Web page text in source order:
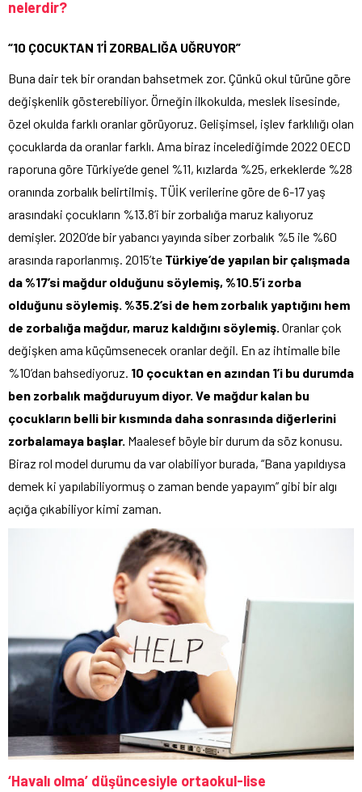
nelerdir?
“10 ÇOCUKTAN 1’İ ZORBALIĞA UĞRUYOR”
Buna dair tek bir orandan bahsetmek zor. Çünkü okul türüne göre
değişkenlik gösterebiliyor. Örneğin ilkokulda, meslek lisesinde,
özel okulda farklı oranlar görüyoruz. Gelişimsel, işlev farklılığı olan
çocuklarda da oranlar farklı. Ama biraz incelediğimde 2022 OECD
raporuna göre Türkiye’de genel %11, kızlarda %25, erkeklerde %28
oranında zorbalık belirtilmiş. TÜİK verilerine göre de 6-17 yaş
arasındaki çocukların %13.8’i bir zorbalığa maruz kalıyoruz
demişler. 2020’de bir yabancı yayında siber zorbalık %5 ile %60
arasında raporlanmış. 2015’te Türkiye’de yapılan bir çalışmada
da %17’si mağdur olduğunu söylemiş, %10.5’i zorba
olduğunu söylemiş. %35.2’si de hem zorbalık yaptığını hem
de zorbalığa mağdur, maruz kaldığını söylemiş. Oranlar çok
değişken ama küçümsenecek oranlar değil. En az ihtimalle bile
%10’dan bahsediyoruz. 10 çocuktan en azından 1’i bu durumda
ben zorbalık mağduruyum diyor. Ve mağdur kalan bu
çocukların belli bir kısmında daha sonrasında diğerlerini
zorbalamaya başlar. Maalesef böyle bir durum da söz konusu.
Biraz rol model durumu da var olabiliyor burada, “Bana yapıldıysa
demek ki yapılabiliyormuş o zaman bende yapayım” gibi bir algı
açığa çıkabiliyor kimi zaman.
‘Havalı olma’ düşüncesiyle ortaokul-lise